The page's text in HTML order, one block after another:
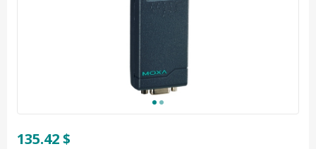
135.42 $